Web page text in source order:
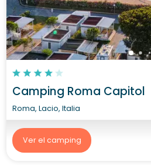
Camping Roma Capitol
Roma, Lacio, Italia
Ver el camping